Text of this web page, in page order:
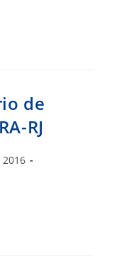
de
RJ